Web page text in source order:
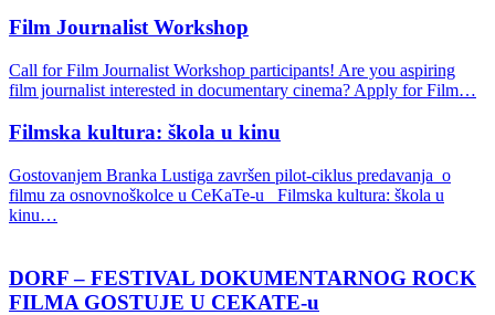
Film Journalist Workshop
Call for Film Journalist Workshop participants! Are you aspiring
film journalist interested in documentary cinema? Apply for Film…
Filmska kultura: škola u kinu
Gostovanjem Branka Lustiga završen pilot-ciklus predavanja o
filmu za osnovnoškolce u CeKaTe-u Filmska kultura: škola u
kinu…
DORF – FESTIVAL DOKUMENTARNOG ROCK
FILMA GOSTUJE U CEKATE-u